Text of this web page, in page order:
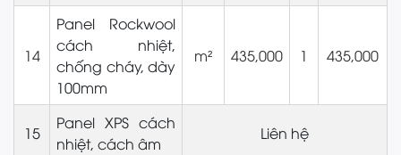
14
Panel Rockwool
cách nhiệt,
chống cháy, dày
100mm
m² 435,000 1 435,000
15
Panel XPS cách
nhiệt, cách âm
Liên hệ